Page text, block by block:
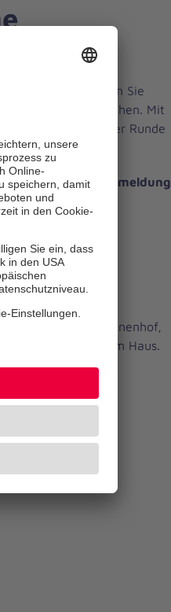
können Sie
und austauschen. Mit
und in gemütlicher Runde
bitte mit Voranmeldung
befindet sich im Innenhof,
vor dem Haus.